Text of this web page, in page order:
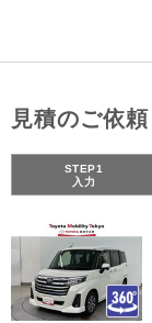
見積のご依
STEP1
入力